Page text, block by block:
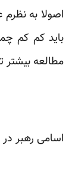
باید کم کم
مطالعه
اسامی رهبر